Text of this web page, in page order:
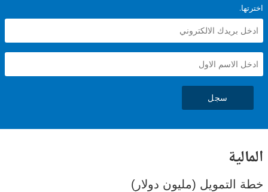
(مليون دولار)